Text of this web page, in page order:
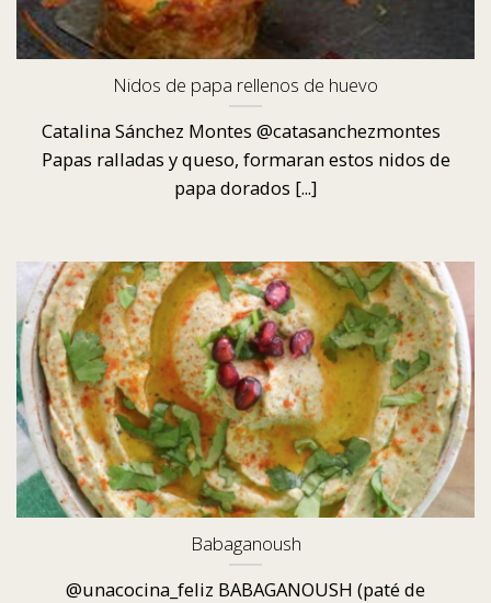
Nidos de papa rellenos de huevo
Catalina Sánchez Montes @catasanchezmontes
Papas ralladas y queso, formaran estos nidos de
papa dorados [...]
Babaganoush
@unacocina_feliz BABAGANOUSH (paté de